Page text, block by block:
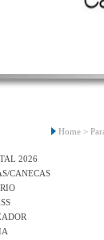
2026
CANECAS
Home >